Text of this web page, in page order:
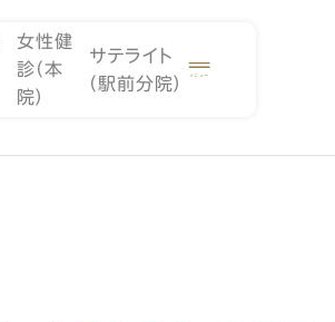
女性健
診（本
院）
サテライト
（駅前分院）